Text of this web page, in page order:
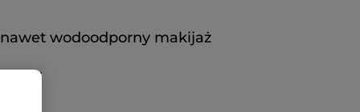
wodoodporny makijaż